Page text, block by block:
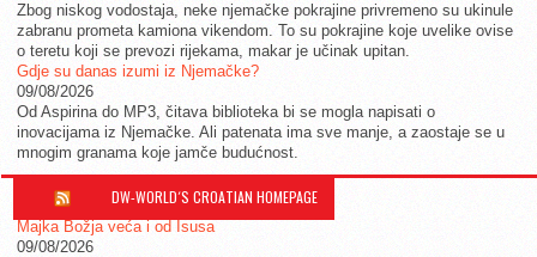
Zbog niskog vodostaja, neke njemačke pokrajine privremeno su ukinule
zabranu prometa kamiona vikendom. To su pokrajine koje uvelike ovise
o teretu koji se prevozi rijekama, makar je učinak upitan.
Gdje su danas izumi iz Njemačke?
09/08/2026
Od Aspirina do MP3, čitava biblioteka bi se mogla napisati o
inovacijama iz Njemačke. Ali patenata ima sve manje, a zaostaje se u
mnogim granama koje jamče budućnost.
DW-WORLD´S CROATIAN HOMEPAGE
Majka Božja veća i od Isusa
09/08/2026